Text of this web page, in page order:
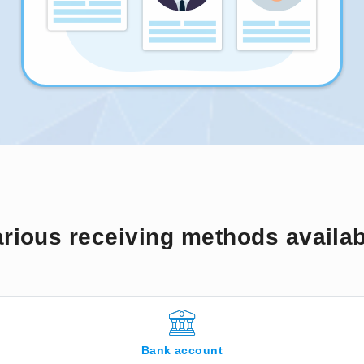
receiving methods
Bank account